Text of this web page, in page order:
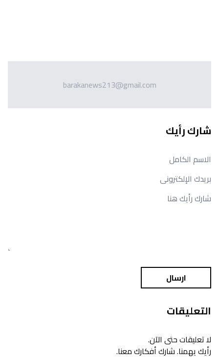
barakanews213@gmail.com
شارك رأيك
ارسال
التعليقات
لا تعليقات حتى الآن.
رأيك يهمنا. شارك أفكارك معنا.